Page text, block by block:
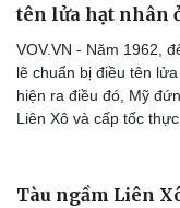
tên lửa hạt nhân
VOV.VN - Năm 1962,
lẽ chuẩn bị điều tên
hiện ra điều đó, Mỹ
Liên Xô và cấp tốc
Tàu ngầm Liên